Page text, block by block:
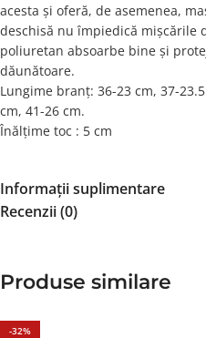
acesta și oferă, de asemenea,
deschisă nu împiedică mișcările
poliuretan absoarbe bine și
dăunătoare.
Lungime branț: 36-23 cm, 37-
cm, 41-26 cm.
Înălțime toc : 5 cm
Informații suplimentare
Recenzii (0)
Produse similare
-32%